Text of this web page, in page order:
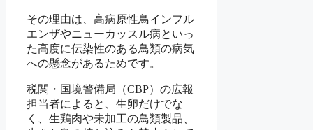
その理由は、高病原性鳥インフル
エンザやニューカッスル病といっ
た高度に伝染性のある鳥類の病気
への懸念があるためです。
税関・国境警備局（CBP）の広報
担当者によると、生卵だけでな
く、生鶏肉や未加工の鳥類製品、